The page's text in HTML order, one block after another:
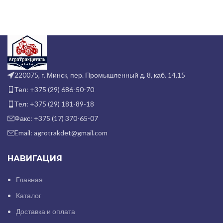
220075, г. Минск, пер. Промышленный д. 8, каб. 14,15
Тел: +375 (29) 686-50-70
Тел: +375 (29) 181-89-18
Факс: +375 (17) 370-65-07
Email: agrotrakdet@gmail.com
НАВИГАЦИЯ
Главная
Каталог
Доставка и оплата